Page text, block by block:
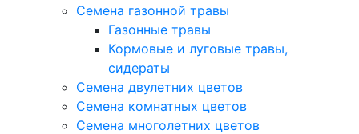
Семена газонной травы
Газонные травы
Кормовые и луговые травы,
сидераты
Семена двулетних цветов
Семена комнатных цветов
Семена многолетних цветов